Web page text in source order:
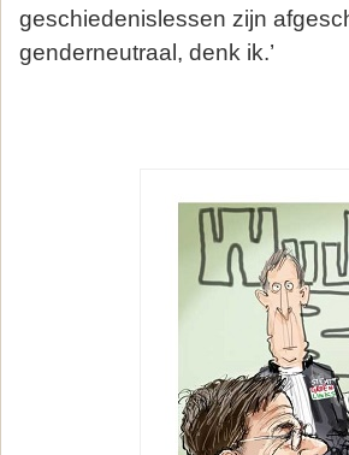
geschiedenislessen zijn
genderneutraal, denk ik.’